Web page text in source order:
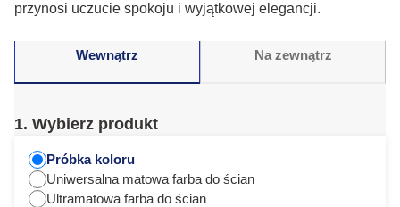
przynosi uczucie spokoju i wyjątkowej elegancji.
Wewnątrz Na zewnątrz
1. Wybierz produkt
Próbka koloru
Uniwersalna matowa farba do ścian
Ultramatowa farba do ścian